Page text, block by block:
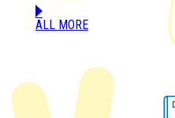
ALL MORE